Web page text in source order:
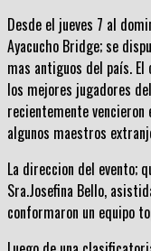
Desde el jueves 7 al
Ayacucho Bridge; se
mas antiguos del país.
los mejores jugadores
recientemente vencieron
algunos maestros
La direccion del evento;
Sra.Josefina Bello,
conformaron un equipo